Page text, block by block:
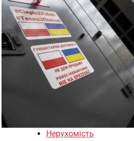
Нерухомість